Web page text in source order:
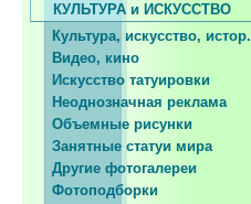
КУЛЬТУРА и ИСКУССТВО
Культура, искусство, истор.
Видео, кино
Искусство татуировки
Неоднозначная реклама
Объемные рисунки
Занятные статуи мира
Другие фотогалереи
Фотоподборки